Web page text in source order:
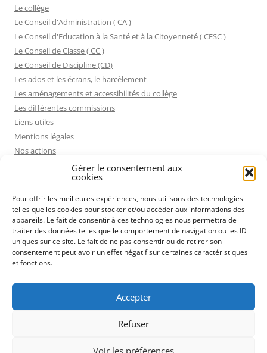
Gérer le consentement aux
cookies
Pour offrir les meilleures expériences, nous utilisons des technologies
telles que les cookies pour stocker et/ou accéder aux informations des
appareils. Le fait de consentir à ces technologies nous permettra de
traiter des données telles que le comportement de navigation ou les ID
uniques sur ce site. Le fait de ne pas consentir ou de retirer son
consentement peut avoir un effet négatif sur certaines caractéristiques
et fonctions.
Accepter
Refuser
Voir les préférences
Le collège
Le Conseil d'Administration ( CA )
Le Conseil d'Education à la Santé et à la Citoyenneté ( CESC )
Le Conseil de Classe ( CC )
Le Conseil de Discipline (CD)
Les ados et les écrans, le harcèlement
Les aménagements et accessibilités du collège
Les différentes commissions
Liens utiles
Mentions légales
Nos actions
Politique de cookies (UE)
Pourquoi rejoindre la FCPE ?
Projet pédagogique présenté par le Conseil Départemental
Qui sommes nous ?
Rechercher
Remplacement des professeurs absents
Ressources éducatives et ludiques
Voies cyclables